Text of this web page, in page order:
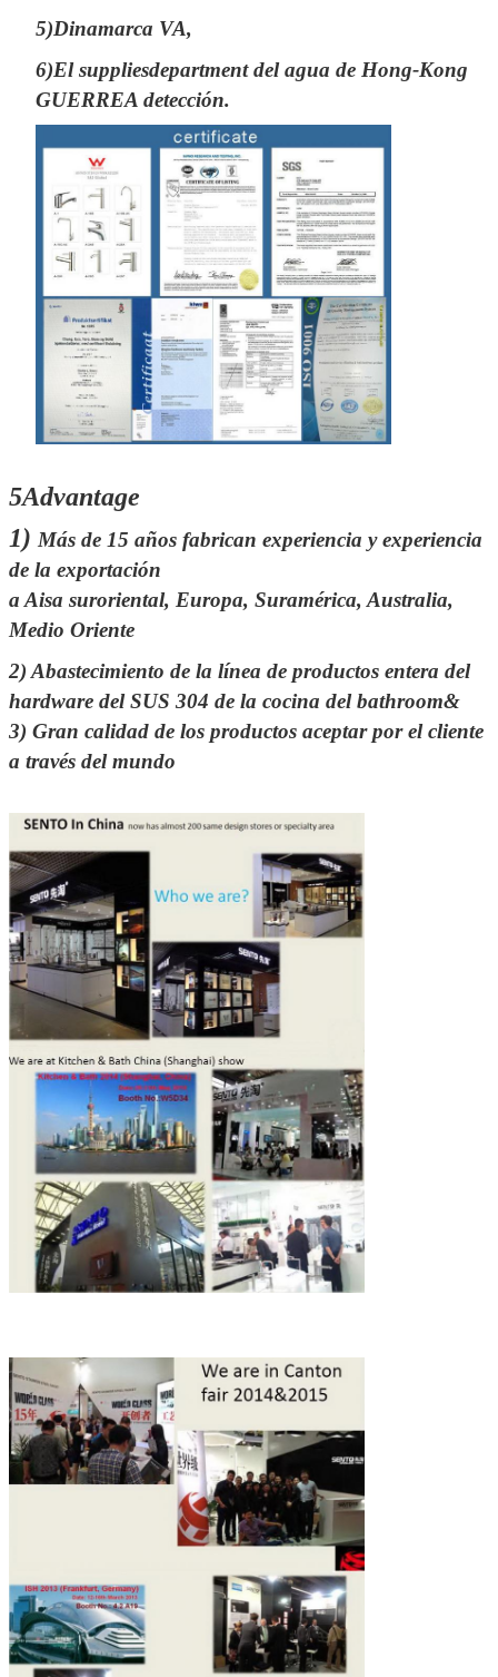
5)Dinamarca VA,
6)El suppliesdepartment del agua de Hong-Kong
GUERREA detección.
5Advantage
1) Más de 15 años fabrican experiencia y experiencia
de la exportación
a Aisa suroriental, Europa, Suramérica, Australia,
Medio Oriente
2) Abastecimiento de la línea de productos entera del
hardware del SUS 304 de la cocina del bathroom&
3) Gran calidad de los productos aceptar por el cliente
a través del mundo